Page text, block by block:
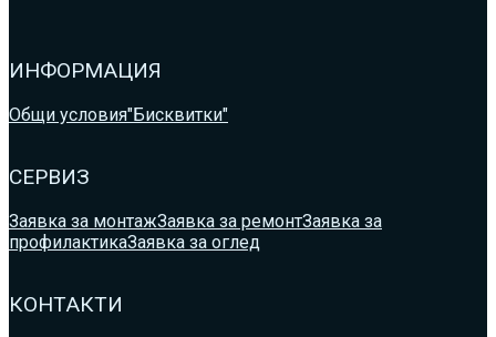
ИНФОРМАЦИЯ
Общи условия"Бисквитки"
СЕРВИЗ
Заявка за монтажЗаявка за ремонтЗаявка за
профилактикаЗаявка за оглед
КОНТАКТИ